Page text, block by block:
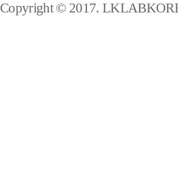
Copyright © 2017.